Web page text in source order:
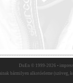
DuEn © 1999-2026 •
bármilyen alkotóeleme (szöveg,